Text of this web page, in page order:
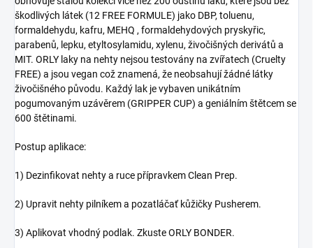
škodlivých látek (12 FREE FORMULE) jako DBP, toluenu,
formaldehydu, kafru, MEHQ , formaldehydových pryskyřic,
parabenů, lepku, etyltosylamidu, xylenu, živočišných derivátů a
MIT. ORLY laky na nehty nejsou testovány na zvířatech (Cruelty
FREE) a jsou vegan což znamená, že neobsahují žádné látky
živočišného původu. Každý lak je vybaven unikátním
pogumovaným uzávěrem (GRIPPER CUP) a geniálním štětcem se
600 štětinami.
Postup aplikace:
1) Dezinfikovat nehty a ruce přípravkem Clean Prep.
2) Upravit nehty pilníkem a pozatláčať kůžičky Pusherem.
3) Aplikovat vhodný podlak. Zkuste ORLY BONDER.